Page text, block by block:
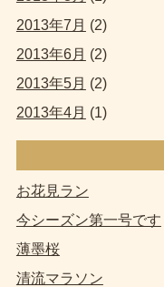
2013年7月 (2)
2013年6月 (2)
2013年5月 (2)
2013年4月 (1)
お花見ラン
今シーズン第一号です
薄墨桜
清流マラソン